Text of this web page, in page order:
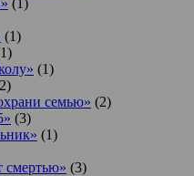
(1)
(1)
(1)
семью» (2)
(3)
(1)
смертью» (3)